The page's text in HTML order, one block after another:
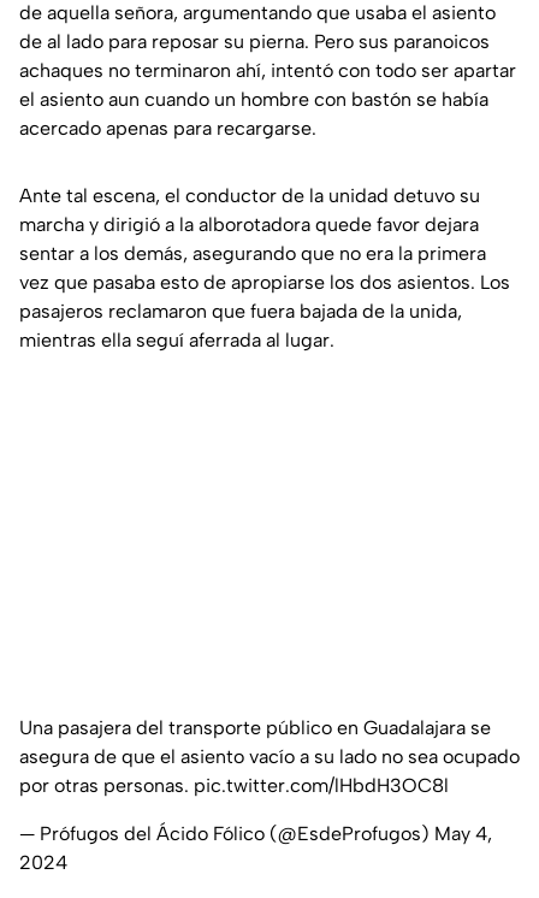
de aquella señora, argumentando que usaba el asiento
de al lado para reposar su pierna. Pero sus paranoicos
achaques no terminaron ahí, intentó con todo ser apartar
el asiento aun cuando un hombre con bastón se había
acercado apenas para recargarse.
Ante tal escena, el conductor de la unidad detuvo su
marcha y dirigió a la alborotadora quede favor dejara
sentar a los demás, asegurando que no era la primera
vez que pasaba esto de apropiarse los dos asientos. Los
pasajeros reclamaron que fuera bajada de la unida,
mientras ella seguí aferrada al lugar.
Una pasajera del transporte público en Guadalajara se
asegura de que el asiento vacío a su lado no sea ocupado
por otras personas. pic.twitter.com/lHbdH3OC8l
— Prófugos del Ácido Fólico (@EsdeProfugos) May 4,
2024